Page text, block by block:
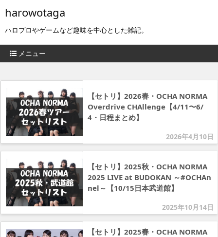
harowotaga
ハロプロやゲームなど趣味を中心とした雑記。
メニュー
2026年4月10日
【セトリ】2026春・OCHA NORMA
Overdrive CHAllenge【4/11〜6/
4・日程まとめ】
2025年10月14日
【セトリ】2025秋・OCHA NORMA
2025 LIVE at BUDOKAN ～#OCHAn
nel～【10/15日本武道館】
【セトリ】2025春・OCHA NORMA